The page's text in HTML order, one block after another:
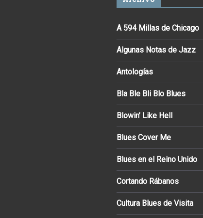
A 594 Millas de Chicago
Algunas Notas de Jazz
Antologías
Bla Ble Bli Blo Blues
Blowin’ Like Hell
Blues Cover Me
Blues en el Reino Unido
Cortando Rábanos
Cultura Blues de Visita